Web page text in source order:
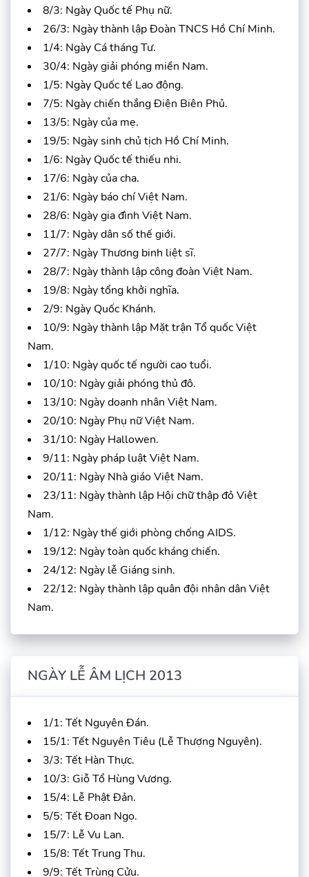
8/3: Ngày Quốc tế Phụ nữ.
26/3: Ngày thành lập Đoàn TNCS Hồ Chí Minh.
1/4: Ngày Cá tháng Tư.
30/4: Ngày giải phóng miền Nam.
1/5: Ngày Quốc tế Lao động.
7/5: Ngày chiến thắng Điện Biên Phủ.
13/5: Ngày của mẹ.
19/5: Ngày sinh chủ tịch Hồ Chí Minh.
1/6: Ngày Quốc tế thiếu nhi.
17/6: Ngày của cha.
21/6: Ngày báo chí Việt Nam.
28/6: Ngày gia đình Việt Nam.
11/7: Ngày dân số thế giới.
27/7: Ngày Thương binh liệt sĩ.
28/7: Ngày thành lập công đoàn Việt Nam.
19/8: Ngày tổng khởi nghĩa.
2/9: Ngày Quốc Khánh.
10/9: Ngày thành lập Mặt trận Tổ quốc Việt
Nam.
1/10: Ngày quốc tế người cao tuổi.
10/10: Ngày giải phóng thủ đô.
13/10: Ngày doanh nhân Việt Nam.
20/10: Ngày Phụ nữ Việt Nam.
31/10: Ngày Hallowen.
9/11: Ngày pháp luật Việt Nam.
20/11: Ngày Nhà giáo Việt Nam.
23/11: Ngày thành lập Hội chữ thập đỏ Việt
Nam.
1/12: Ngày thế giới phòng chống AIDS.
19/12: Ngày toàn quốc kháng chiến.
24/12: Ngày lễ Giáng sinh.
22/12: Ngày thành lập quân đội nhân dân Việt
Nam.
NGÀY LỄ ÂM LỊCH 2013
1/1: Tết Nguyên Đán.
15/1: Tết Nguyên Tiêu (Lễ Thượng Nguyên).
3/3: Tết Hàn Thực.
10/3: Giỗ Tổ Hùng Vương.
15/4: Lễ Phật Đản.
5/5: Tết Đoan Ngọ.
15/7: Lễ Vu Lan.
15/8: Tết Trung Thu.
9/9: Tết Trùng Cửu.